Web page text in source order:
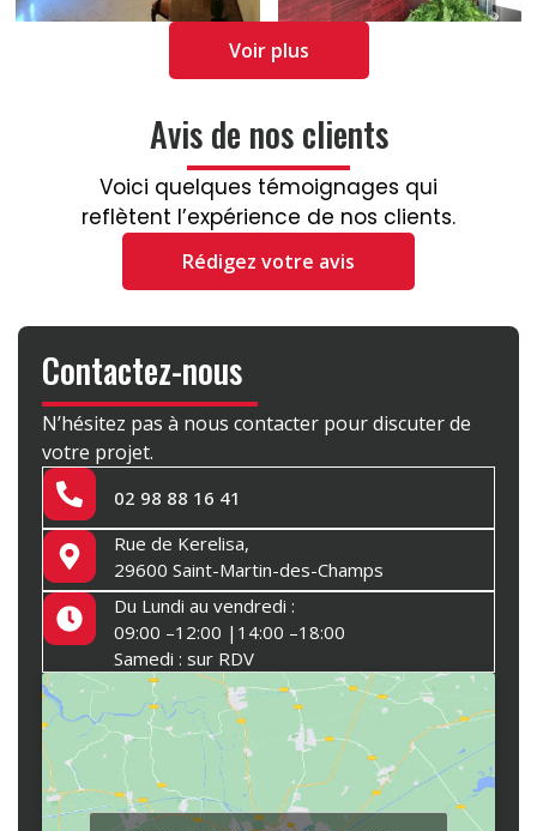
Voir plus
Avis de nos clients
Voici quelques témoignages qui
reflètent l’expérience de nos clients.
Rédigez votre avis
Contactez-nous
N’hésitez pas à nous contacter pour discuter de
votre projet.
02 98 88 16 41
Rue de Kerelisa,
29600 Saint-Martin-des-Champs
Du Lundi au vendredi :
09:00 –12:00 |14:00 –18:00
Samedi : sur RDV